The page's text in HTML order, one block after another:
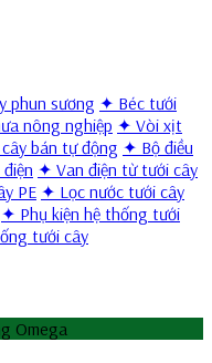
phun sương ✦ Béc tưới
nông nghiệp ✦ Vòi xịt
bán tự động ✦ Bộ điều
✦ Van điện từ tưới cây
PE ✦ Lọc nước tưới cây
✦ Phụ kiện hệ thống tưới
tưới cây
Omega